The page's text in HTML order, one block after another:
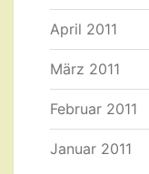
April 2011
März 2011
Februar 2011
Januar 2011